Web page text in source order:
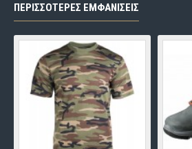
ΠΕΡΙΣΣΌΤΕΡΕΣ ΕΜΦΑΝΊΣΕΙΣ